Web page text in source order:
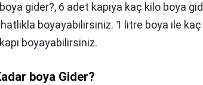
gider?, 6 adet kapıya kaç kilo boya
boyayabilirsiniz. 1 litre boya ile kaç
boyayabilirsiniz.
boya Gider?